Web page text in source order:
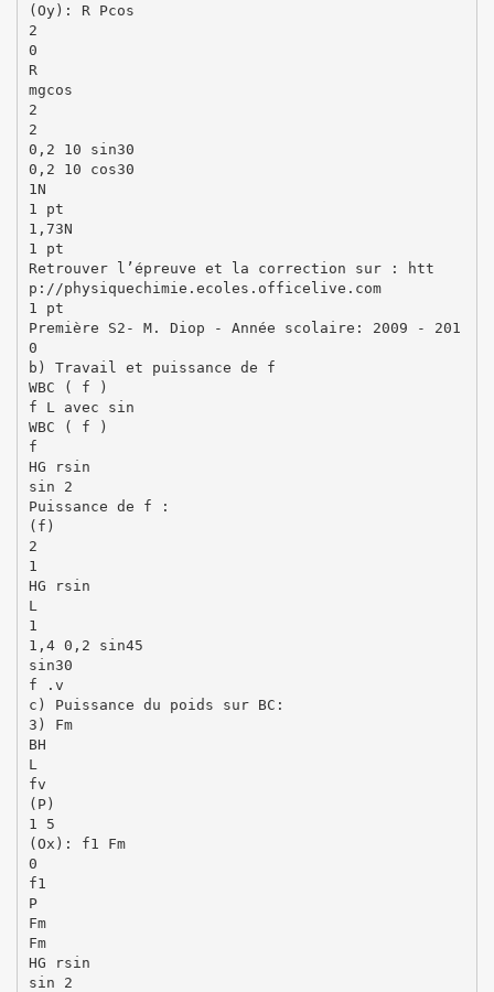
(Oy): R Pcos
2
0
R
mgcos
2
2
0,2 10 sin30
0,2 10 cos30
1N
1 pt
1,73N
1 pt
Retrouver l’épreuve et la correction sur : htt
p://physiquechimie.ecoles.officelive.com
1 pt
Première S2- M. Diop - Année scolaire: 2009 - 201
0
b) Travail et puissance de f
WBC ( f )
f L avec sin
WBC ( f )
f
HG rsin
sin 2
Puissance de f :
(f)
2
1
HG rsin
L
1
1,4 0,2 sin45
sin30
f .v
c) Puissance du poids sur BC:
3) Fm
BH
L
fv
(P)
1 5
(Ox): f1 Fm
0
f1
P
Fm
Fm
HG rsin
sin 2